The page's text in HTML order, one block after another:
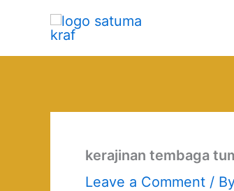
content
kerajinan tembaga
Leave a Comment /